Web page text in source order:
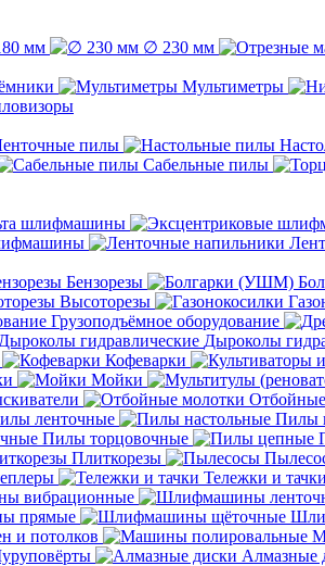
мм ∅ 230 мм
Мультиметры
пилы
Сабельные пилы
шлифмашины
Бензорезы
Высоторезы
Грузоподъёмное оборудование
Дыроколы
Кофеварки
Мойки
ленточные Пилы
Пилы торцовочные
Плиткорезы
Тележки и тачки
вибрационные
прямые
и потолков
Алмазные